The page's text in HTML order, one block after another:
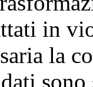
in
la
sono